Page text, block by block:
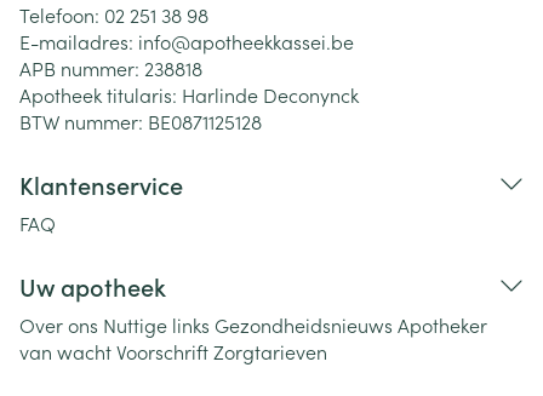
Telefoon: 02 251 38 98
E-mailadres: info@apotheekkassei.be
APB nummer: 238818
Apotheek titularis: Harlinde Deconynck
BTW nummer: BE0871125128
Klantenservice
FAQ
Uw apotheek
Over ons Nuttige links Gezondheidsnieuws Apotheker
van wachtVoorschriftZorgtarieven